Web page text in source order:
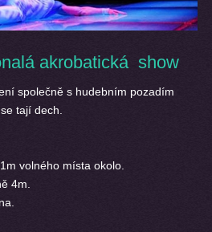
akrobatická show
společně s hudebním pozadím
tají dech.
volného místa okolo.
4m.